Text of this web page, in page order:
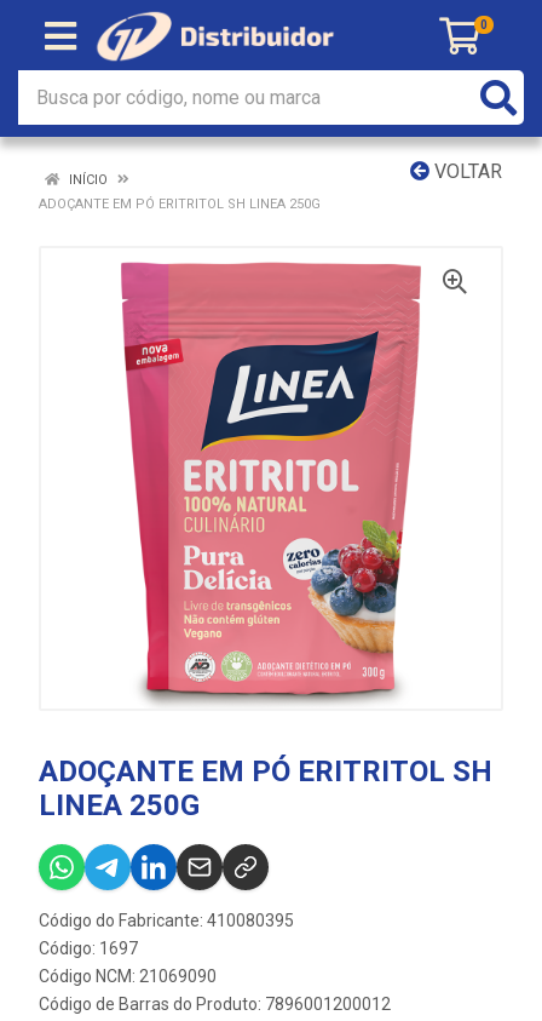
0
VOLTAR
INÍCIO
ADOÇANTE EM PÓ ERITRITOL SH LINEA 250G
ADOÇANTE EM PÓ ERITRITOL SH
LINEA 250G
Código do Fabricante: 410080395
Código: 1697
Código NCM: 21069090
Código de Barras do Produto: 7896001200012